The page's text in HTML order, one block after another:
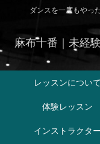
ダンスを一度もやっ
麻布十番｜未経
レッスンについて
体験レッスン
インストラクター